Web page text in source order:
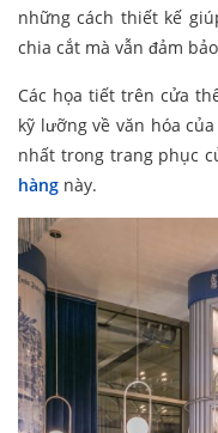
những cách thiết kế
chia cắt mà vẫn đảm
Các họa tiết trên cửa
kỹ lưỡng về văn hóa
nhất trong trang phục
hàng này.